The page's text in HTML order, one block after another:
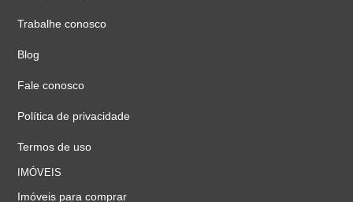
Trabalhe conosco
Blog
Fale conosco
Política de privacidade
Termos de uso
IMÓVEIS
Imóveis para comprar